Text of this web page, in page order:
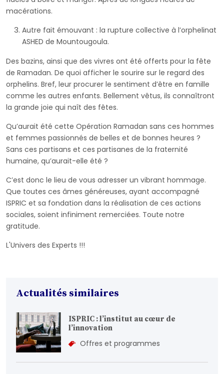
macérations.
Autre fait émouvant : la rupture collective à l’orphelinat
ASHED de Mountougoula.
Des bazins, ainsi que des vivres ont été offerts pour la fête
de Ramadan. De quoi afficher le sourire sur le regard des
orphelins. Bref, leur procurer le sentiment d’être en famille
comme les autres enfants. Bellement vêtus, ils connaîtront
la grande joie qui naît des fêtes.
Qu’aurait été cette Opération Ramadan sans ces hommes
et femmes passionnés de belles et de bonnes heures ?
Sans ces partisans et ces partisanes de la fraternité
humaine, qu’aurait-elle été ?
C’est donc le lieu de vous adresser un vibrant hommage.
Que toutes ces âmes généreuses, ayant accompagné
ISPRIC et sa fondation dans la réalisation de ces actions
sociales, soient infiniment remerciées. Toute notre
gratitude.
L'Univers des Experts !!!
Actualités similaires
ISPRIC : l’institut au cœur de
l’innovation
Offres et programmes